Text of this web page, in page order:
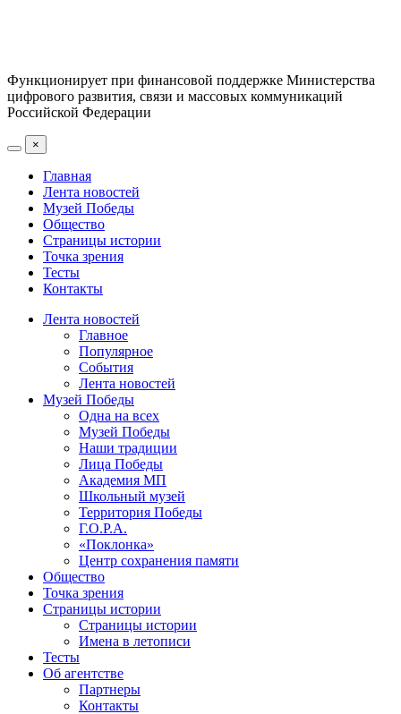
Функционирует при финансовой поддержке Министерства
цифрового развития, связи и массовых коммуникаций
Российской Федерации
×
Главная
Лента новостей
Музей Победы
Общество
Страницы истории
Точка зрения
Тесты
Контакты
Лента новостей
Главное
Популярное
События
Лента новостей
Музей Победы
Одна на всех
Музей Победы
Наши традиции
Лица Победы
Академия МП
Школьный музей
Территория Победы
Г.О.Р.А.
«Поклонка»
Центр сохранения памяти
Общество
Точка зрения
Страницы истории
Страницы истории
Имена в летописи
Тесты
Об агентстве
Партнеры
Контакты